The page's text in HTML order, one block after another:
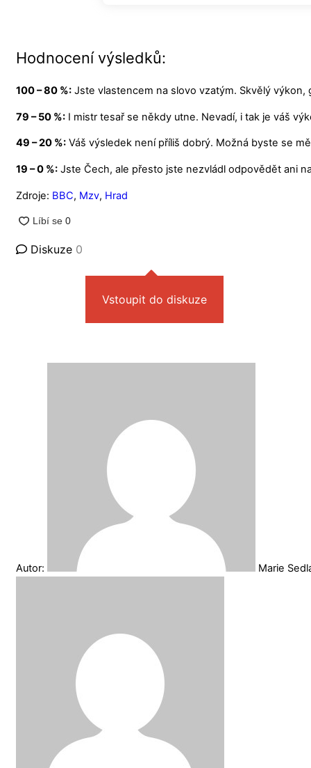
Hodnocení výsledků:
100 – 80 %: Jste vlastencem na slovo vzatým. Skvělý výkon,
79 – 50 %: I mistr tesař se někdy utne. Nevadí, i tak je váš
49 – 20 %: Váš výsledek není příliš dobrý. Možná byste se
19 – 0 %: Jste Čech, ale přesto jste nezvládl odpovědět ani
Zdroje: BBC, Mzv, Hrad
Diskuze 0
Vstoupit do diskuze
Autor: Marie